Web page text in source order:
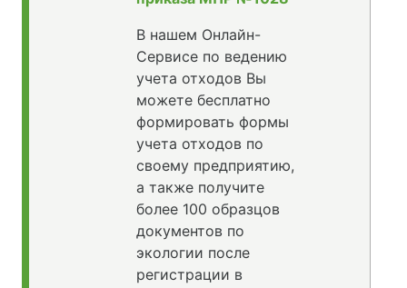
В нашем Онлайн-
Сервисе по ведению
учета отходов Вы
можете бесплатно
формировать формы
учета отходов по
своему предприятию,
а также получите
более 100 образцов
документов по
экологии после
регистрации в